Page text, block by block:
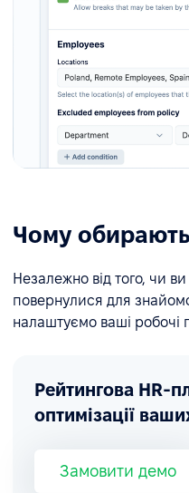
Чому
Незалежно від того, чи
повернулися для
налаштуємо ваші робочі
Рейтингова HR-
оптимізації
Замовити демо